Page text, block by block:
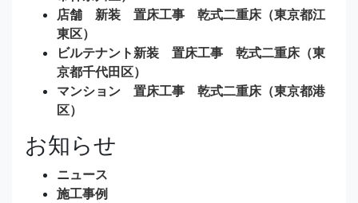
店舗 新装 置床工事 乾式二重床（東京都江
東区）
ビルテナント新装 置床工事 乾式二重床（東
京都千代田区）
マンション 置床工事 乾式二重床（東京都港
区）
お知らせ
ニュース
施工事例